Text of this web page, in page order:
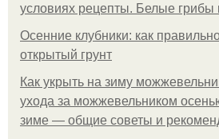
условиях рецепты. Белые грибы
Осенние клубники: как
открытый грунт
Как укрыть на зиму
ухода за можжевельником
зиме — общие советы и